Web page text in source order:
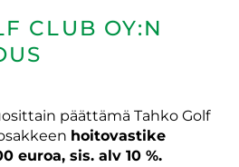
CLUB OY:N
päättämä Tahko Golf
hoitovastike
euroa, sis. alv 10 %.